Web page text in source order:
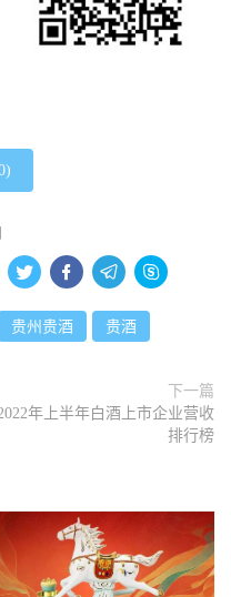
)
   
贵州贵酒 贵酒
下一篇
年上半年白酒上市企业营收
排行榜